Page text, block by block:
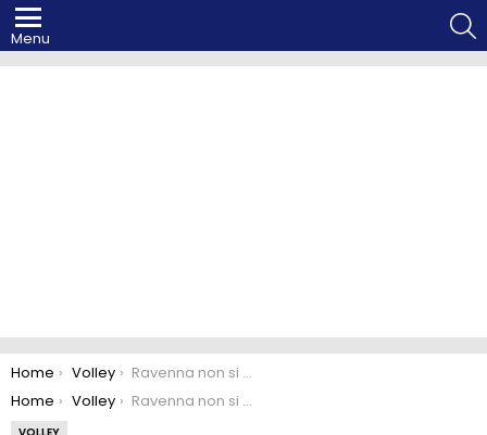
Menu
You are here:
Home Volley
Ravenna non si distrae: contro Cantù arriva il terzo hurrà di fila
You are here:
Home Volley Ravenna non si distrae: contro Cantù arriva il terzo hurrà di fila